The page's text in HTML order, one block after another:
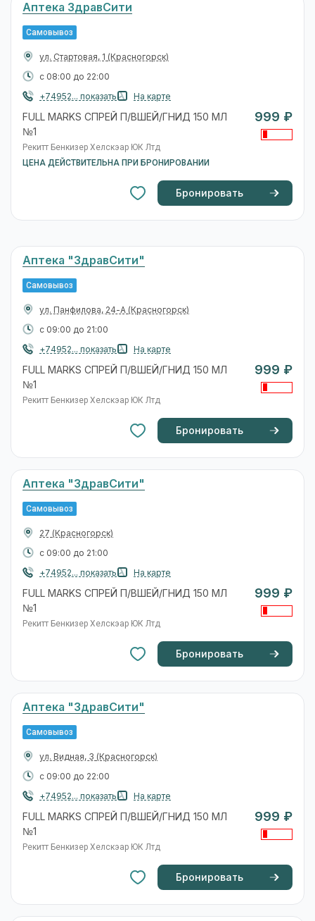
Аптека ЗдравСити
Самовывоз
ул. Стартовая, 1 (Красногорск)
с 08:00 до 22:00
+74952... показать
На карте
FULL MARKS СПРЕЙ П/ВШЕЙ/ГНИД 150 МЛ
№1
Рекитт Бенкизер Хелскэар ЮК Лтд
ЦЕНА ДЕЙСТВИТЕЛЬНА ПРИ БРОНИРОВАНИИ
999 ₽
Бронировать
Аптека "ЗдравСити"
Самовывоз
ул. Панфилова, 24-А (Красногорск)
с 09:00 до 21:00
+74952... показать
На карте
FULL MARKS СПРЕЙ П/ВШЕЙ/ГНИД 150 МЛ
№1
Рекитт Бенкизер Хелскэар ЮК Лтд
999 ₽
Бронировать
Аптека "ЗдравСити"
Самовывоз
27 (Красногорск)
с 09:00 до 21:00
+74952... показать
На карте
FULL MARKS СПРЕЙ П/ВШЕЙ/ГНИД 150 МЛ
№1
Рекитт Бенкизер Хелскэар ЮК Лтд
999 ₽
Бронировать
Аптека "ЗдравСити"
Самовывоз
ул. Видная, 3 (Красногорск)
с 09:00 до 22:00
+74952... показать
На карте
FULL MARKS СПРЕЙ П/ВШЕЙ/ГНИД 150 МЛ
№1
Рекитт Бенкизер Хелскэар ЮК Лтд
999 ₽
Бронировать